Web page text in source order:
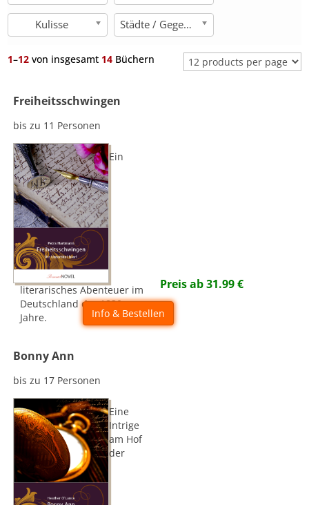
Kulisse Städte / Gegenden
1–12 von insgesamt 14 Büchern
Freiheitsschwingen
bis zu 11 Personen
Ein
literarisches Abenteuer im
Deutschland der 1830er-
Jahre.
Preis ab31.99€
Info & Bestellen
Bonny Ann
bis zu 17 Personen
Eine
Intrige
am Hof
der